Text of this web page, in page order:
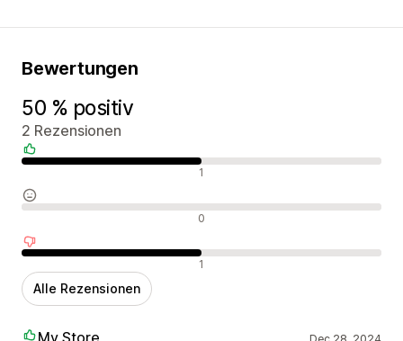
Bewertungen
50 % positiv
2 Rezensionen
Positive Bewertungen 1
Neutrale Bewertungen 0
Negative Bewertungen 1
Alle Rezensionen
My Store